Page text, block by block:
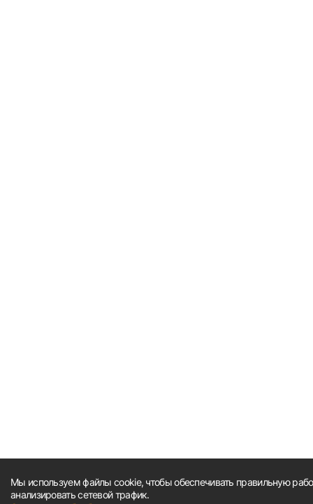
Мы используем файлы cookie, чтобы обеспечивать правильную
анализировать сетевой трафик.